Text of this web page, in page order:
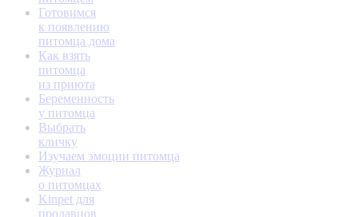
Готовимся
к появлению
питомца дома
Как взять
питомца
из приюта
Беременность
у питомца
Выбрать
кличку
Изучаем эмоции питомца
Журнал
о питомцах
Kinpet для
продавцов